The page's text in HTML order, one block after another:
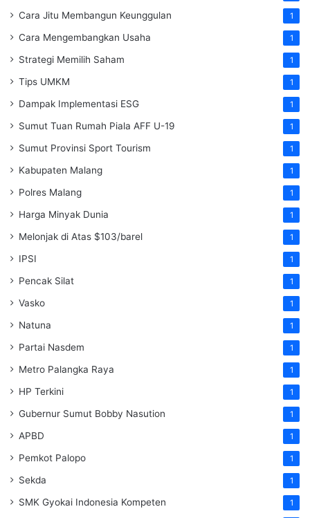
Cara Jitu Membangun Keunggulan 1
Cara Mengembangkan Usaha 1
Strategi Memilih Saham 1
Tips UMKM 1
Dampak Implementasi ESG 1
Sumut Tuan Rumah Piala AFF U-19 1
Sumut Provinsi Sport Tourism 1
Kabupaten Malang 1
Polres Malang 1
Harga Minyak Dunia 1
Melonjak di Atas $103/barel 1
IPSI 1
Pencak Silat 1
Vasko 1
Natuna 1
Partai Nasdem 1
Metro Palangka Raya 1
HP Terkini 1
Gubernur Sumut Bobby Nasution 1
APBD 1
Pemkot Palopo 1
Sekda 1
SMK Gyokai Indonesia Kompeten 1